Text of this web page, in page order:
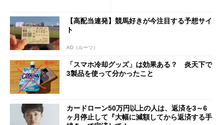
【高配当連発】競馬好きが今注目する予想サイ
ト
AD（ルーツ）
「スマホ冷却グッズ」は効果ある？ 炎天下で
3製品を使って分かったこと
カードローン50万円以上の人は、返済を3～6
ヶ月停止して『大幅に減額してから返済する手